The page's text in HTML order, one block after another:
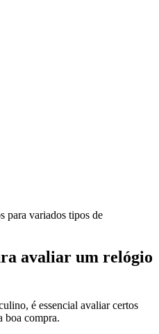
para variados tipos de
avaliar um relógio
é essencial avaliar certos
boa compra.